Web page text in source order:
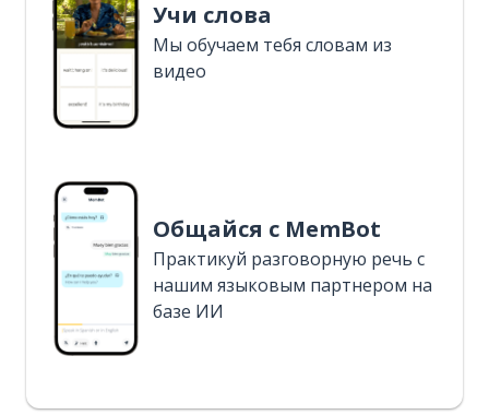
Учи слова
Мы обучаем тебя словам из
видео
Общайся с MemBot
Практикуй разговорную речь с
нашим языковым партнером на
базе ИИ